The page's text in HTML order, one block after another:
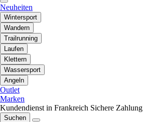
Neuheiten
Wintersport
Wandern
Trailrunning
Laufen
Klettern
Wassersport
Angeln
Outlet
Marken
Kundendienst in Frankreich Sichere Zahlung
Suchen